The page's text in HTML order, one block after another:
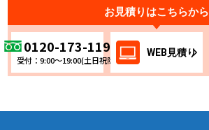
お見積りはこちらから
0120-173-119
受付：9:00～19:00(土日祝除く)
WEB 見積り